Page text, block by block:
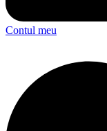
Contul meu